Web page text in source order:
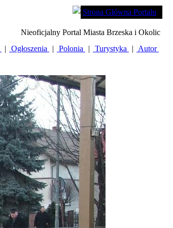
Strona Główna Portalu
Nieoficjalny Portal Miasta Brzeska i Okolic
| Ogłoszenia | Polonia | Turystyka | Autor